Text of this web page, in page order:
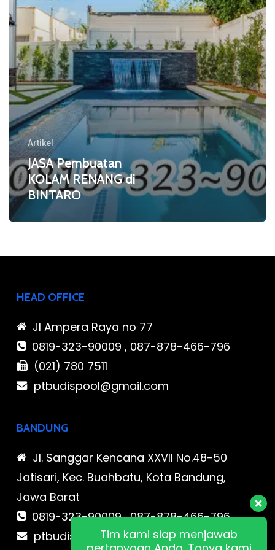
Artikel
JASA Pembuatan
KOLAM RENANG di
BINTARO
HEAD OFFICE
Jl Ampera Raya no 77
0819-323-90009 , 087-878-466-796
(021) 780 7511
ptbudispool@gmail.com
BANDUNG
Jl. Sanggar Kencana XXVII No.48-50
Jatisari, Kec. Buahbatu, Kota Bandung,
Jawa Barat
0819-323-90009 , 087-878-466-796
ptbudispool@gmail.comTim kami siap menjawab